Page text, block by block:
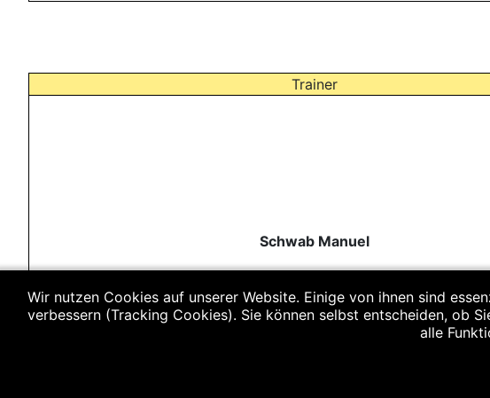
Trainer
Schwab Manuel
Wir nutzen Cookies auf unserer Website. Einige von ihnen sind
verbessern (Tracking Cookies). Sie können selbst entscheiden, ob
alle